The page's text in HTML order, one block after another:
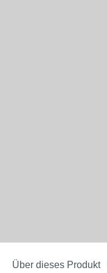
Über dieses Produkt